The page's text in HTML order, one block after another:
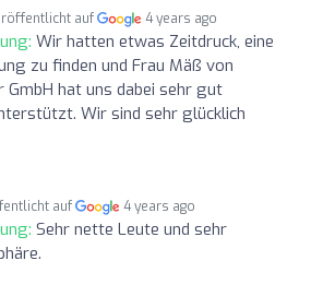
auf 4 years ago
Wir hatten etwas Zeitdruck, eine
zu finden und Frau Mäß von
GmbH hat uns dabei sehr gut
Wir sind sehr glücklich
auf 4 years ago
Sehr nette Leute und sehr